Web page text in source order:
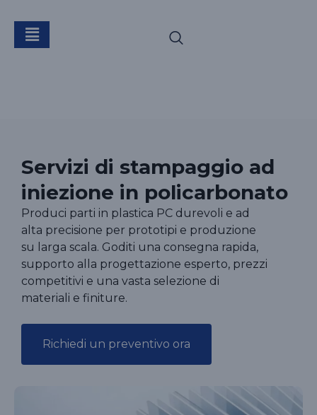
Stampaggio a
Servizi di stampaggio ad
iniezione in policarbonato
Produci parti in plastica PC durevoli e ad
alta precisione per prototipi e produzione
su larga scala. Goditi una consegna rapida,
supporto alla progettazione esperto, prezzi
competitivi e una vasta selezione di
materiali e finiture.
Richiedi un preventivo ora